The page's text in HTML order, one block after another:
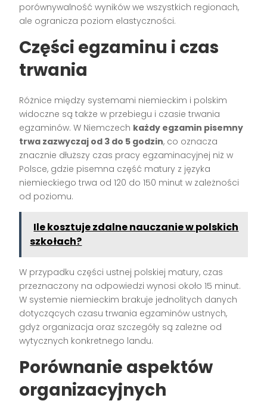
porównywalność wyników we wszystkich regionach,
ale ogranicza poziom elastyczności.
Części egzaminu i czas
trwania
Różnice między systemami niemieckim i polskim
widoczne są także w przebiegu i czasie trwania
egzaminów. W Niemczech każdy egzamin pisemny
trwa zazwyczaj od 3 do 5 godzin, co oznacza
znacznie dłuższy czas pracy egzaminacyjnej niż w
Polsce, gdzie pisemna część matury z języka
niemieckiego trwa od 120 do 150 minut w zależności
od poziomu.
Ile kosztuje zdalne nauczanie w polskich
szkołach?
W przypadku części ustnej polskiej matury, czas
przeznaczony na odpowiedzi wynosi około 15 minut.
W systemie niemieckim brakuje jednolitych danych
dotyczących czasu trwania egzaminów ustnych,
gdyż organizacja oraz szczegóły są zależne od
wytycznych konkretnego landu.
Porównanie aspektów
organizacyjnych